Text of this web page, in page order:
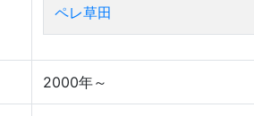
ペレ草田
2000年～